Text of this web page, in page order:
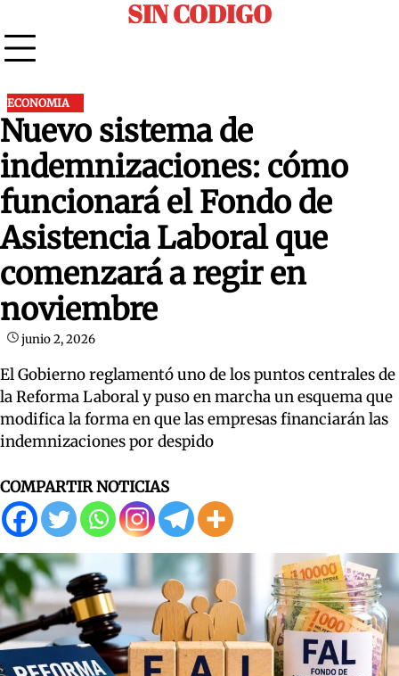
to
content
SIN CODIGO
ECONOMIA
Nuevo sistema de
indemnizaciones: cómo
funcionará el Fondo de
Asistencia Laboral que
comenzará a regir en
noviembre
junio 2, 2026
El Gobierno reglamentó uno de los puntos centrales de
la Reforma Laboral y puso en marcha un esquema que
modifica la forma en que las empresas financiarán las
indemnizaciones por despido
COMPARTIR NOTICIAS